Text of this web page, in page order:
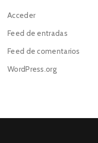
Acceder
Feed de entradas
Feed de comentarios
WordPress.org